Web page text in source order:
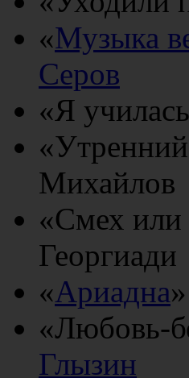
«Музыка
Серов
«Я
Михайлов
«Смех
Георгиади
«Ариадна
«Любовь-
Глызин